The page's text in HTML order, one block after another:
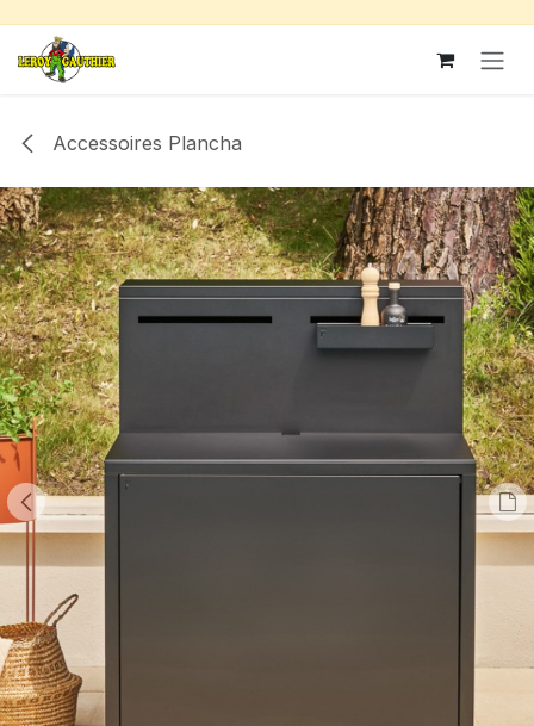
Se rendre au contenu
Accessoires Plancha